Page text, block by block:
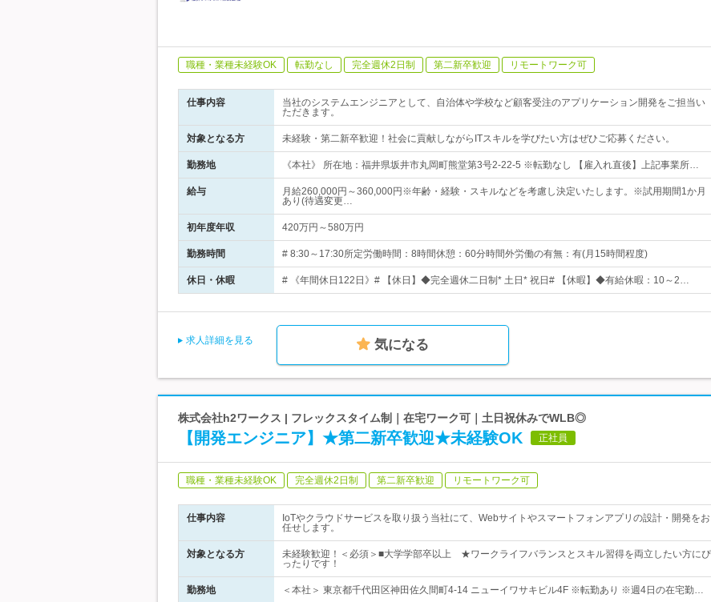
職種・業種未経験OK 転勤なし 完全週休2日制 第二新卒歓迎 リモートワーク可
仕事内容
当社のシステムエンジニアとして、自治体や学校など顧客受注のアプリケーション開発をご担当い
ただきます。
対象となる方 未経験・第二新卒歓迎！社会に貢献しながらITスキルを学びたい方はぜひご応募ください。
勤務地 《本社》 所在地：福井県坂井市丸岡町熊堂第3号2-22-5 ※転勤なし 【雇入れ直後】上記事業所…
給与
月給260,000円～360,000円※年齢・経験・スキルなどを考慮し決定いたします。※試用期間1か月
あり(待遇変更…
初年度年収 420万円～580万円
勤務時間 # 8:30～17:30所定労働時間：8時間休憩：60分時間外労働の有無：有(月15時間程度)
休日・休暇 # 《年間休日122日》# 【休日】◆完全週休二日制* 土日* 祝日# 【休暇】◆有給休暇：10～2…
求人詳細を見る 気になる
株式会社h2ワークス | フレックスタイム制｜在宅ワーク可｜土日祝休みでWLB◎
【開発エンジニア】★第二新卒歓迎★未経験OK 正社員
職種・業種未経験OK 完全週休2日制 第二新卒歓迎 リモートワーク可
仕事内容
IoTやクラウドサービスを取り扱う当社にて、Webサイトやスマートフォンアプリの設計・開発をお
任せします。
対象となる方
未経験歓迎！＜必須＞■大学学部卒以上 ★ワークライフバランスとスキル習得を両立したい方にぴ
ったりです！
勤務地 ＜本社＞ 東京都千代田区神田佐久間町4-14 ニューイワサキビル4F ※転勤あり ※週4日の在宅勤…